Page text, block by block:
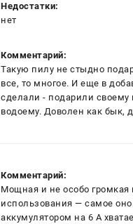
Недостатки:
нет
Комментарий:
Такую пилу не стыдно
все, то многое. И еще в
сделали - подарили своему
водоему. Доволен как бык,
Комментарий:
Мощная и не особо громкая
использования — самое
аккумулятором на 6 А